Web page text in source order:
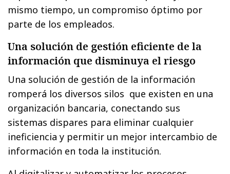
mismo tiempo, un compromiso óptimo por
parte de los empleados.
Una solución de gestión eficiente de la
información que disminuya el riesgo
Una solución de gestión de la información
romperá los diversos silos que existen en una
organización bancaria, conectando sus
sistemas dispares para eliminar cualquier
ineficiencia y permitir un mejor intercambio de
información en toda la institución.